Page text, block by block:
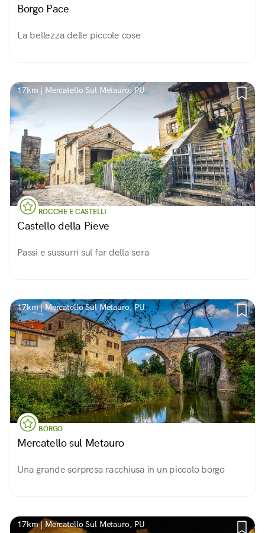
Borgo Pace
La bellezza delle piccole cose
17km | Mercatello Sul Metauro, PU
ROCCHE E CASTELLI
Castello della Pieve
Passi e sussurri sul far della sera
17km | Mercatello Sul Metauro, PU
BORGO
Mercatello sul Metauro
Una grande sorpresa racchiusa in un piccolo borgo
17km | Mercatello Sul Metauro, PU